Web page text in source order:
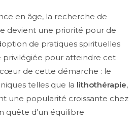
en âge, la recherche de
devient une priorité pour de
de pratiques spirituelles
privilégiée pour atteindre cet
cœur de cette démarche : le
telles que la lithothérapie,
une popularité croissante chez
quête d’un équilibre